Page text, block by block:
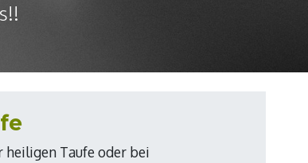
heiligen Taufe oder bei